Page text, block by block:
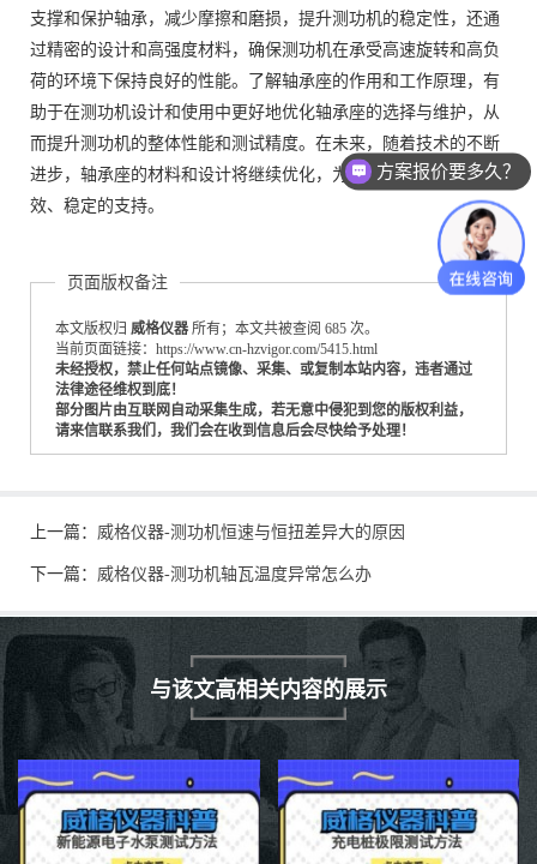
支撑和保护轴承，减少摩擦和磨损，提升测功机的稳定性，还通
过精密的设计和高强度材料，确保测功机在承受高速旋转和高负
荷的环境下保持良好的性能。了解轴承座的作用和工作原理，有
助于在测功机设计和使用中更好地优化轴承座的选择与维护，从
而提升测功机的整体性能和测试精度。在未来，随着技术的不断
进步，轴承座的材料和设计将继续优化，为测功机提供更加高
效、稳定的支持。
页面版权备注
本文版权归 威格仪器 所有；本文共被查阅 685 次。
当前页面链接：https://www.cn-hzvigor.com/5415.html
未经授权，禁止任何站点镜像、采集、或复制本站内容，违者通过
法律途径维权到底！
部分图片由互联网自动采集生成，若无意中侵犯到您的版权利益，
请来信联系我们，我们会在收到信息后会尽快给予处理！
上一篇： 威格仪器-测功机恒速与恒扭差异大的原因
下一篇： 威格仪器-测功机轴瓦温度异常怎么办
与该文高相关内容的展示
方案报价要多久？